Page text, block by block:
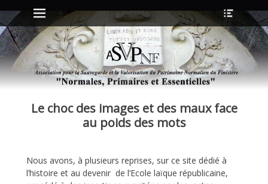
Menu principal
Aller
au
contenu
l’en-
tête
Le choc des images et des maux face
au poids des mots
Nous avons, à plusieurs reprises, sur ce site dédié à
l’histoire et au devenir de l’Ecole laïque républicaine,